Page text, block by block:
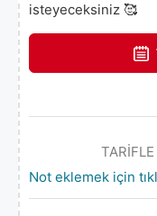
isteyeceksiniz 🥰
Not eklemek için